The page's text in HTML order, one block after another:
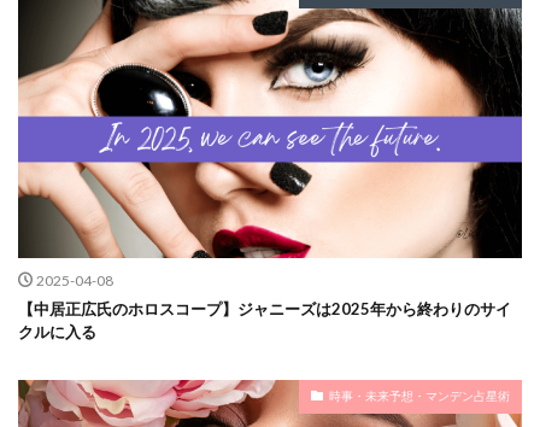
2025-04-08
【中居正広氏のホロスコープ】ジャニーズは2025年から終わりのサイ
クルに入る
時事・未来予想・マンデン占星術